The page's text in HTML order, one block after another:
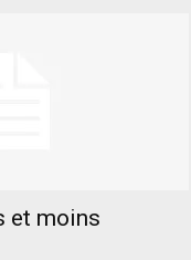
et moins